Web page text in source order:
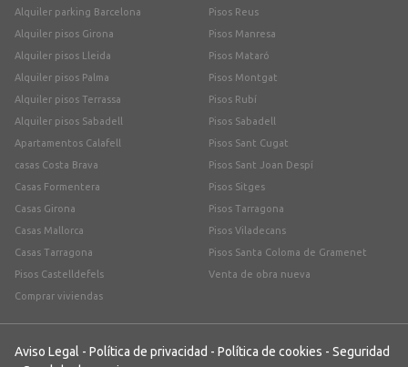
Alquiler parking Barcelona
Alquiler pisos Girona
Alquiler pisos Lleida
Alquiler pisos Palma
Alquiler pisos Terrassa
Alquiler pisos Sabadell
Apartamentos Calafell
casas Costa Brava
Casas Formentera
Casas Girona
Casas Mallorca
Casas Tarragona
Pisos Castelldefels
Comprar viviendas
Pisos Reus
Pisos Manresa
Pisos Mataró
Pisos Montgat
Pisos Rubí
Pisos Sabadell
Pisos Sant Cugat
Pisos Sant Joan Despí
Pisos Sitges
Pisos Tarragona
Pisos Viladecans
Pisos Santa Coloma de Gramenet
Venta de obra nueva
Aviso Legal - Política de privacidad - Política de cookies - Seguridad